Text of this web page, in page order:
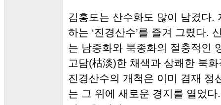
김홍도는 산수화도 많이 남겼다.
하는 ‘진경산수’를 즐겨 그렸다.
는 남종화와 북종화의 절충적인
고담(枯淡)한 채색과 상쾌한 북
진경산수의 개척은 이미 겸재 정
는 그 위에 새로운 경지를 열었